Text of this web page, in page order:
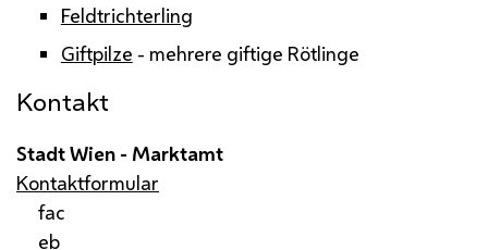
Feldtrichterling
Giftpilze - mehrere giftige Rötlinge
Kontakt
Stadt Wien - Marktamt
Kontaktformular
fac
eb